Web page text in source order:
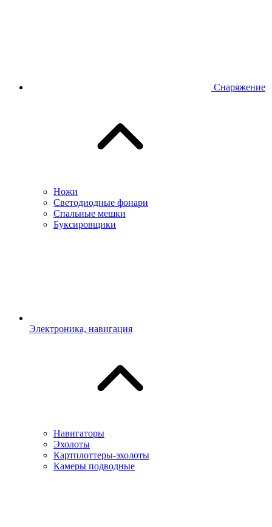
Снаряжение
Ножи
Светодиодные фонари
Спальные мешки
Буксировщики
Электроника, навигация
Навигаторы
Эхолоты
Картплоттеры-эхолоты
Камеры подводные